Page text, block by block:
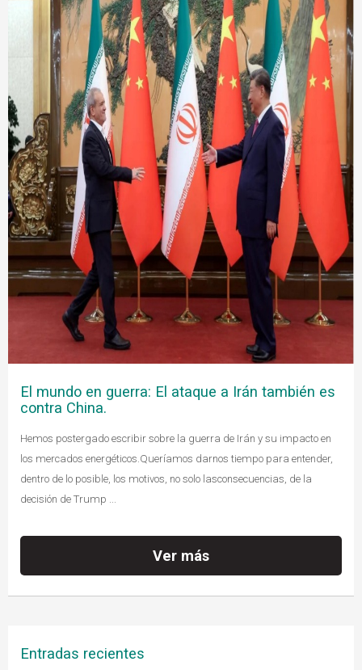
El mundo en guerra: El ataque a Irán también es
contra China.
Hemos postergado escribir sobre la guerra de Irán y su impacto en
los mercados energéticos.Queríamos darnos tiempo para entender,
dentro de lo posible, los motivos, no solo lasconsecuencias, de la
decisión de Trump ...
Ver más
Entradas recientes